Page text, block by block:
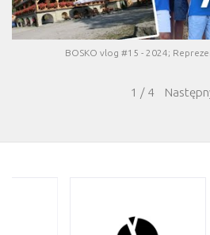
BOSKO vlog #15 - 2024;
1 / 4